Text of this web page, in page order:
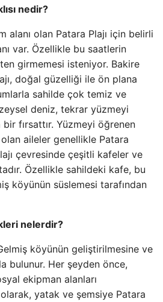
nedir?
alanı olan Patara Plajı için belirli
var. Özellikle bu saatlerin
girmemesi isteniyor. Bakire
doğal güzelliği ile ön plana
sahilde çok temiz ve
deniz, tekrar yüzmeyi
fırsattır. Yüzmeyi öğrenen
aileler genellikle Patara
çevresinde çeşitli kafeler ve
Özellikle sahildeki kafe, bu
köyünün süslemesi tarafından
nelerdir?
köyünün geliştirilmesine ve
bulunur. Her şeyden önce,
ekipman alanları
yatak ve şemsiye Patara